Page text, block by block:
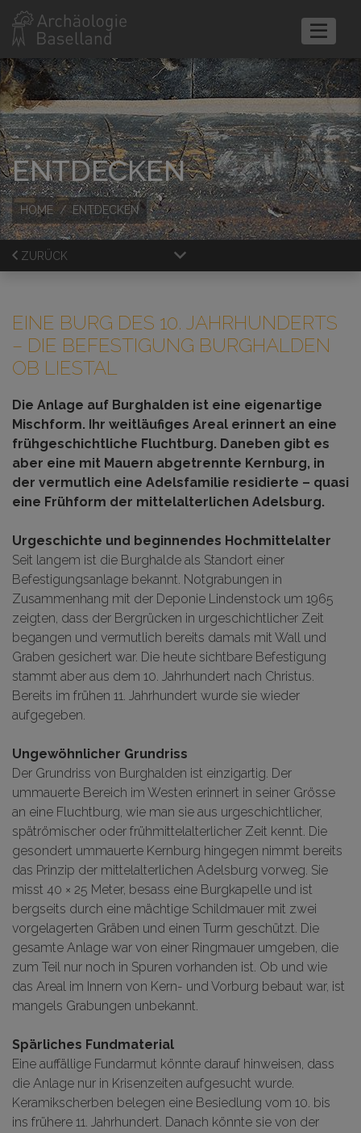
ENTDECKEN
HOME ENTDECKEN
ZURÜCK
EINE BURG DES 10. JAHRHUNDERTS
– DIE BEFESTIGUNG BURGHALDEN
OB LIESTAL
Die Anlage auf Burghalden ist eine eigenartige
Mischform. Ihr weitläufiges Areal erinnert an eine
frühgeschichtliche Fluchtburg. Daneben gibt es
aber eine mit Mauern abgetrennte Kernburg, in
der vermutlich eine Adelsfamilie residierte – quasi
eine Frühform der mittelalterlichen Adelsburg.
Urgeschichte und beginnendes Hochmittelalter
Seit langem ist die Burghalde als Standort einer
Befestigungsanlage bekannt. Notgrabungen in
Zusammenhang mit der Deponie Lindenstock um 1965
zeigten, dass der Bergrücken in urgeschichtlicher Zeit
begangen und vermutlich bereits damals mit Wall und
Graben gesichert war. Die heute sichtbare Befestigung
stammt aber aus dem 10. Jahrhundert nach Christus.
Bereits im frühen 11. Jahrhundert wurde sie wieder
aufgegeben.
Ungewöhnlicher Grundriss
Der Grundriss von Burghalden ist einzigartig. Der
ummauerte Bereich im Westen erinnert in seiner Grösse
an eine Fluchtburg, wie man sie aus urgeschichtlicher,
spätrömischer oder frühmittelalterlicher Zeit kennt. Die
gesondert ummauerte Kernburg hingegen nimmt bereits
das Prinzip der mittelalterlichen Adelsburg vorweg. Sie
misst 40 × 25 Meter, besass eine Burgkapelle und ist
bergseits durch eine mächtige Schildmauer mit zwei
vorgelagerten Gräben und einen Turm geschützt. Die
gesamte Anlage war von einer Ringmauer umgeben, die
zum Teil nur noch in Spuren vorhanden ist. Ob und wie
das Areal im Innern von Kern- und Vorburg bebaut war, ist
mangels Grabungen unbekannt.
Spärliches Fundmaterial
Eine auffällige Fundarmut könnte darauf hinweisen, dass
die Anlage nur in Krisenzeiten aufgesucht wurde.
Keramikscherben belegen eine Besiedlung vom 10. bis
ins frühere 11. Jahrhundert. Danach könnte sie von der